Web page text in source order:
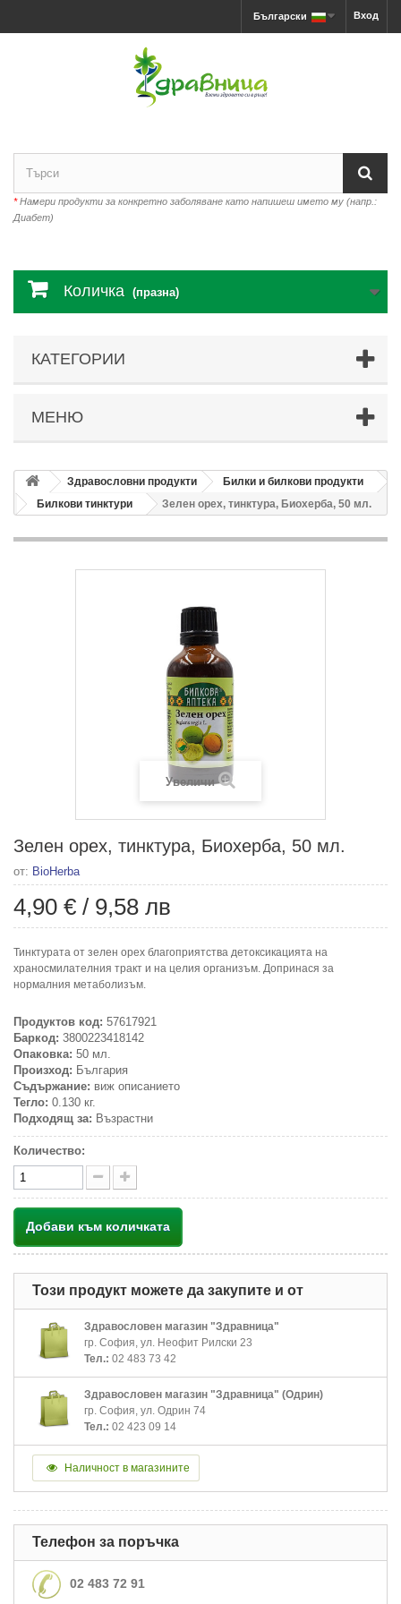
Вход
Български
*Намери продукти за конкретно заболяване като напишеш името му (напр.:
Диабет)
Количка (празна)
КАТЕГОРИИ
МЕНЮ
Здравословни продукти
Билки и билкови продукти
Билкови тинктури
Зелен орех, тинктура, Биохерба, 50 мл.
Увеличи
Зелен орех, тинктура, Биохерба, 50 мл.
от: BioHerba
4,90 € / 9,58 лв
Тинктурата от зелен орех благоприятства детоксикацията на
храносмилателния тракт и на целия организъм. Допринася за
нормалния метаболизъм.
Продуктов код: 57617921
Баркод: 3800223418142
Опаковка: 50 мл.
Произход: България
Съдържание: виж описанието
Тегло: 0.130 кг.
Подходящ за: Възрастни
Количество:
Добави към количката
Този продукт можете да закупите и от
Здравословен магазин "Здравница"
гр. София, ул. Неофит Рилски 23
Тел.: 02 483 73 42
Здравословен магазин "Здравница" (Одрин)
гр. София, ул. Одрин 74
Тел.: 02 423 09 14
Наличност в магазините
Телефон за поръчка
02 483 72 91